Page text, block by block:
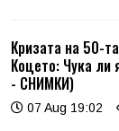
Кризата на 50-
Коцето: Чука ли
- СНИМКИ)
07 Aug 19:02